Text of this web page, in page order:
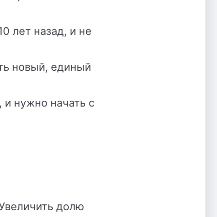
лет назад, и не
новый, единый
нужно начать с
долю